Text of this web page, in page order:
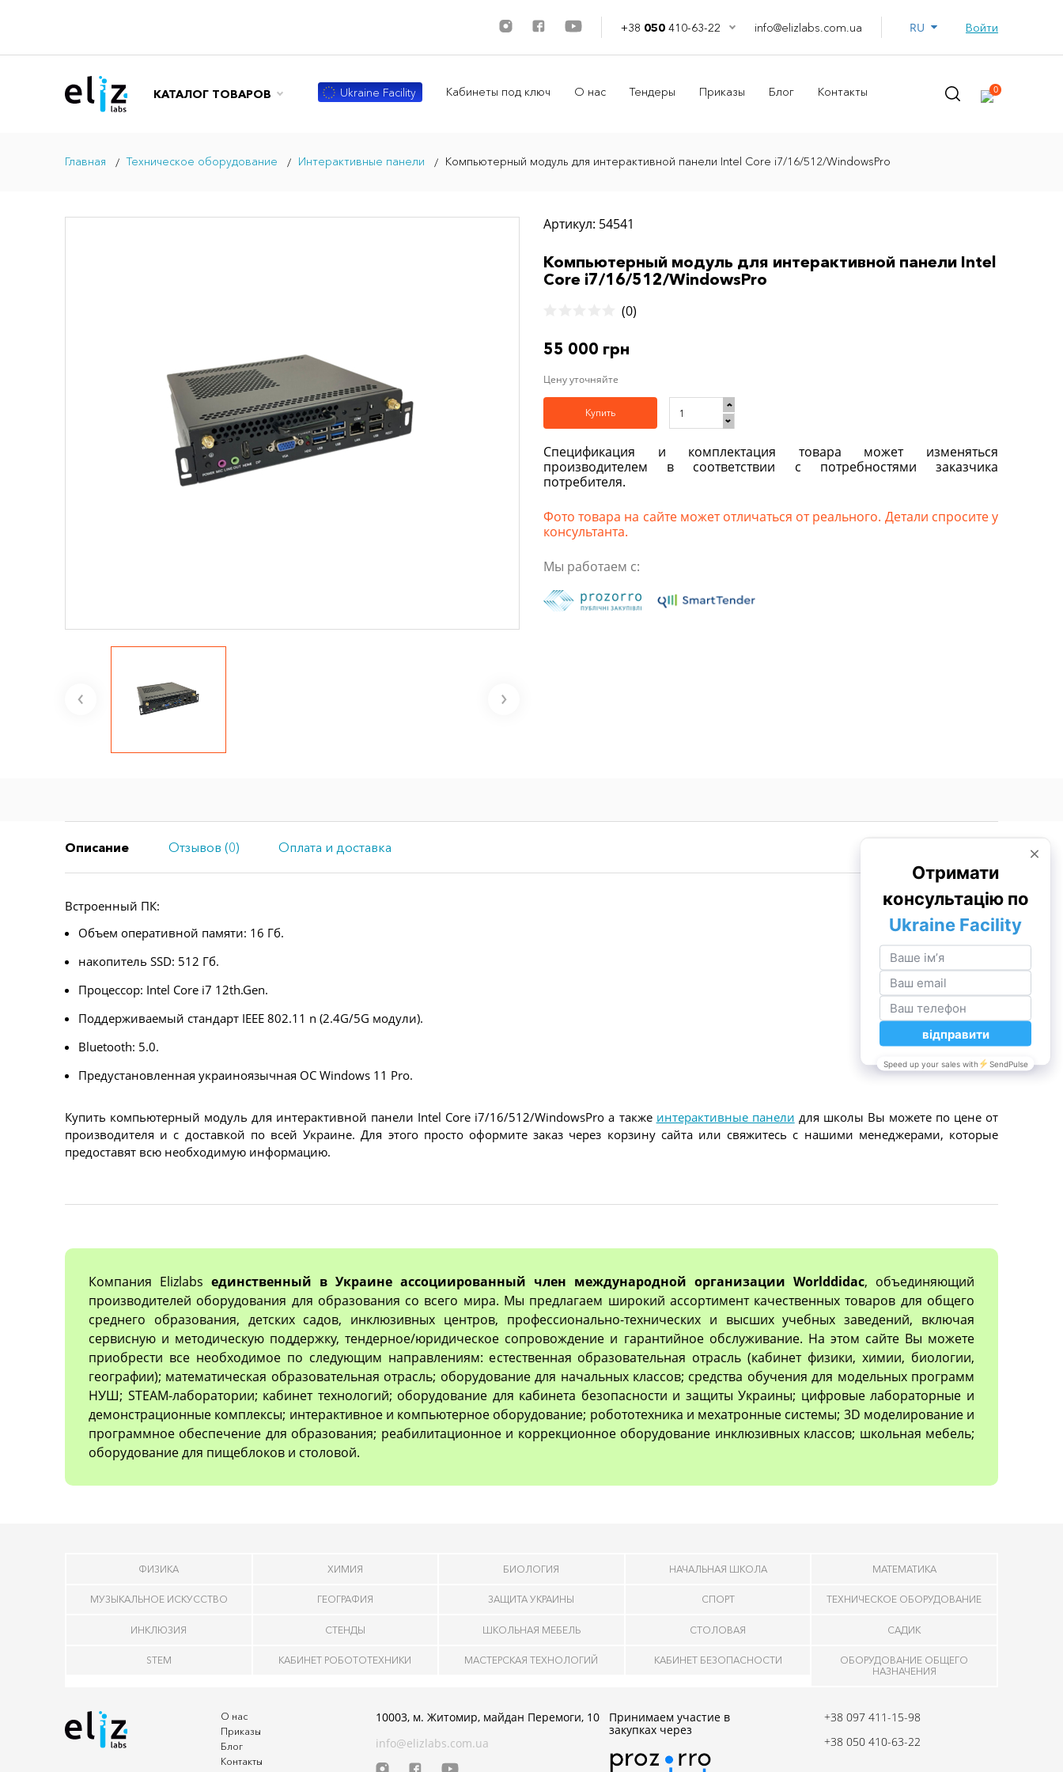
+38 050 410-63-22 info@elizlabs.com.ua Войти
КАТАЛОГ ТОВАРОВ Ukraine Facility Кабинеты под ключ О нас Тендеры Приказы Блог Контакты 0
Главная Техническое оборудование Интерактивные панели Компьютерный модуль для интерактивной панели Intel Core i7/16/512/WindowsPro
Артикул: 54541
Компьютерный модуль для интерактивной панели Intel
Core i7/16/512/WindowsPro
(0)
55 000 грн
Цену уточняйте
Купить
Спецификация и комплектация товара может изменяться
производителем в соответствии с потребностями заказчика
потребителя.
Фото товара на сайте может отличаться от реального. Детали спросите у
консультанта.
Мы работаем с:
Описание Отзывов (0) Оплата и доставка
Встроенный ПК:
Объем оперативной памяти: 16 Гб.
накопитель SSD: 512 Гб.
Процессор: Intel Core i7 12th.Gen.
Поддерживаемый стандарт IEEE 802.11 n (2.4G/5G модули).
Bluetooth: 5.0.
Предустановленная украиноязычная ОС Windows 11 Pro.
Купить компьютерный модуль для интерактивной панели Intel Core i7/16/512/WindowsPro а также интерактивные панели для школы Вы можете по цене от
производителя и с доставкой по всей Украине. Для этого просто оформите заказ через корзину сайта или свяжитесь с нашими менеджерами, которые
предоставят всю необходимую информацию.
Компания Elizlabs единственный в Украине ассоциированный член международной организации Worlddidac, объединяющий
производителей оборудования для образования со всего мира. Мы предлагаем широкий ассортимент качественных товаров для общего
среднего образования, детских садов, инклюзивных центров, профессионально-технических и высших учебных заведений, включая
сервисную и методическую поддержку, тендерное/юридическое сопровождение и гарантийное обслуживание. На этом сайте Вы можете
приобрести все необходимое по следующим направлениям: естественная образовательная отрасль (кабинет физики, химии, биологии,
географии); математическая образовательная отрасль; оборудование для начальных классов; средства обучения для модельных программ
НУШ; STEAM-лаборатории; кабинет технологий; оборудование для кабинета безопасности и защиты Украины; цифровые лабораторные и
демонстрационные комплексы; интерактивное и компьютерное оборудование; робототехника и мехатронные системы; 3D моделирование и
программное обеспечение для образования; реабилитационное и коррекционное оборудование инклюзивных классов; школьная мебель;
оборудование для пищеблоков и столовой.
ФИЗИКА ХИМИЯ БИОЛОГИЯ НАЧАЛЬНАЯ ШКОЛА МАТЕМАТИКА
МУЗЫКАЛЬНОЕ ИСКУССТВО ГЕОГРАФИЯ ЗАЩИТА УКРАИНЫ СПОРТ ТЕХНИЧЕСКОЕ ОБОРУДОВАНИЕ
ИНКЛЮЗИЯ СТЕНДЫ ШКОЛЬНАЯ МЕБЕЛЬ СТОЛОВАЯ САДИК
STEM КАБИНЕТ РОБОТОТЕХНИКИ МАСТЕРСКАЯ ТЕХНОЛОГИЙ КАБИНЕТ БЕЗОПАСНОСТИ
ОБОРУДОВАНИЕ ОБЩЕГО
НАЗНАЧЕНИЯ
О нас
Приказы
Блог
Контакты
10003, м. Житомир, майдан Перемоги, 10
info@elizlabs.com.ua
Принимаем участие в
закупках через
+38 097 411-15-98
+38 050 410-63-22